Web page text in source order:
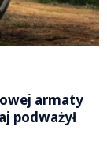
armaty
podważył